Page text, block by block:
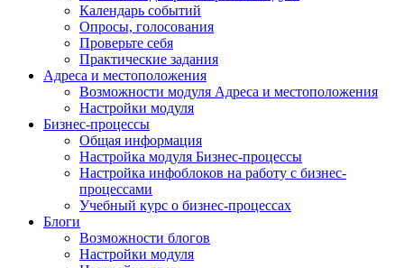
Календарь событий
Опросы, голосования
Проверьте себя
Практические задания
Адреса и местоположения
Возможности модуля Адреса и местоположения
Настройки модуля
Бизнес-процессы
Общая информация
Настройка модуля Бизнес-процессы
Настройка инфоблоков на работу с бизнес-
процессами
Учебный курс о бизнес-процессах
Блоги
Возможности блогов
Настройки модуля